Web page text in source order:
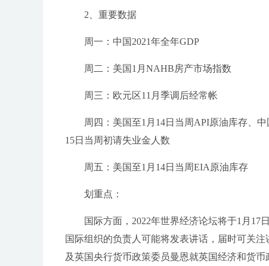
2、重要数据
周一：中国2021年全年GDP
周二：美国1月NAHB房产市场指数
周三：欧元区11月季调后经常帐
周四：美国至1月14日当周API原油库存、
15日当周初请失业金人数
周五：美国至1月14日当周EIA原油库存
划重点：
国际方面，2022年世界经济论坛将于1月17
国际组织的负责人可能将发表讲话，届时可关
及英国央行货币政策委员曼恩就英国经济和货